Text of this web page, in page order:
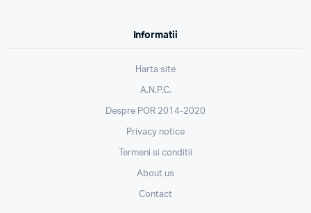
Informatii
Harta site
A.N.P.C.
Despre POR 2014-2020
Privacy notice
Termeni si conditii
About us
Contact